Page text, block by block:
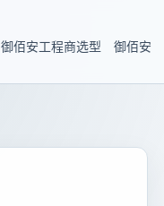
御佰安工程商选型
御佰安